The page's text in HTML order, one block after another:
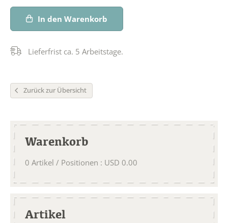
In den Warenkorb
Lieferfrist ca. 5 Arbeitstage.
Zurück zur Übersicht
Warenkorb
0 Artikel / Positionen : USD 0.00
Artikel